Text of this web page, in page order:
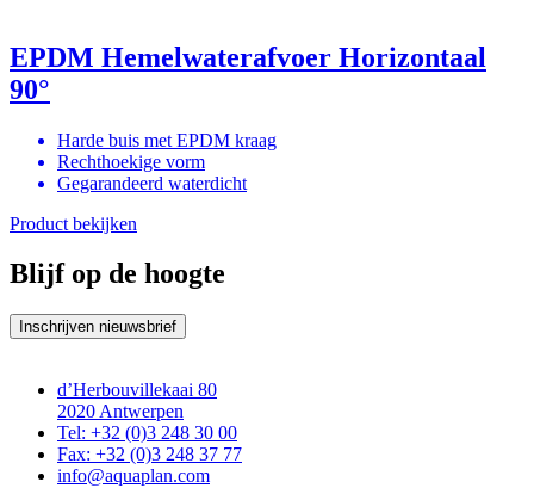
EPDM Hemelwaterafvoer Horizontaal
90°
Harde buis met EPDM kraag
Rechthoekige vorm
Gegarandeerd waterdicht
Product bekijken
Blijf op de hoogte
Inschrijven nieuwsbrief
d’Herbouvillekaai 80
2020 Antwerpen
Tel: +32 (0)3 248 30 00
Fax: +32 (0)3 248 37 77
info@aquaplan.com